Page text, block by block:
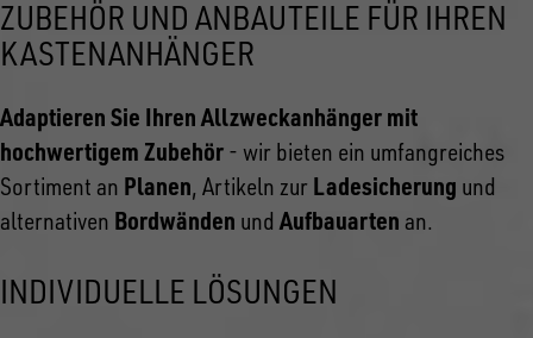
ZUBEHÖR UND ANBAUTEILE FÜR IHREN
KASTENANHÄNGER
Adaptieren Sie Ihren Allzweckanhänger mit
hochwertigem Zubehör - wir bieten ein umfangreiches
Sortiment an Planen, Artikeln zur Ladesicherung und
alternativen Bordwänden undAufbauarten an.
INDIVIDUELLE LÖSUNGEN